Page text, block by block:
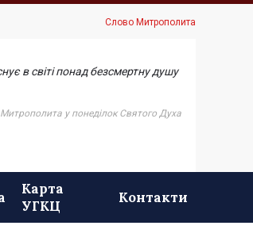
Слово Митрополита
в світі понад безсмертну душу
у понеділок Святого Духа
Карта
УГКЦ
Контакти